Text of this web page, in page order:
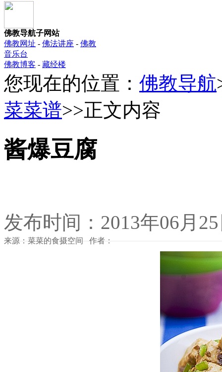
佛教导航子网站
佛教网址 - 佛法讲座 - 佛教
音乐台
佛教博客 - 藏经楼
您现在的位置： 佛教导航
菜菜谱>>正文内容
酱爆豆腐
发布时间：2013年06月
来源：菜菜的食摄空间 作者：